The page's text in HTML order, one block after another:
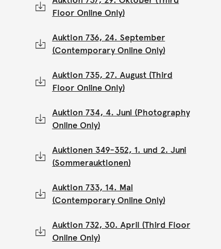
Floor Online Only)
Auktion 736, 24. September
(Contemporary Online Only)
Auktion 735, 27. August (Third
Floor Online Only)
Auktion 734, 4. Juni (Photography
Online Only)
Auktionen 349-352, 1. und 2. Juni
(Sommerauktionen)
Auktion 733, 14. Mai
(Contemporary Online Only)
Auktion 732, 30. April (Third Floor
Online Only)